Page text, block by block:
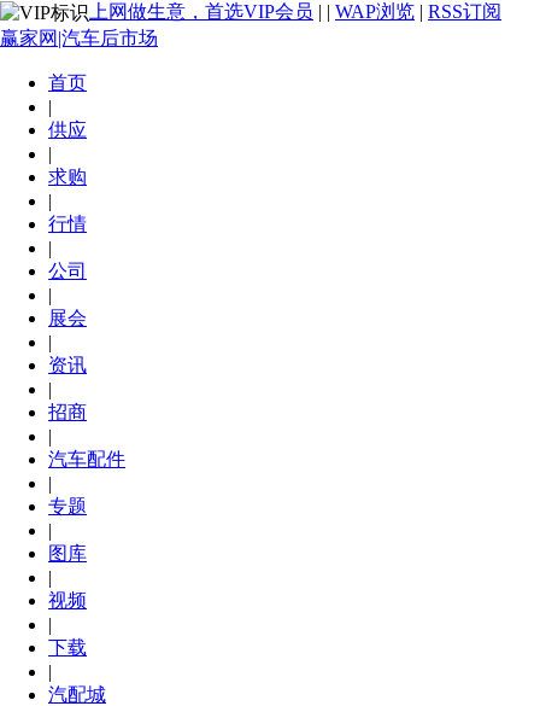
上网做生意，首选VIP会员 | | WAP浏览 | RSS订阅
赢家网|汽车后市场
首页
|
供应
|
求购
|
行情
|
公司
|
展会
|
资讯
|
招商
|
汽车配件
|
专题
|
图库
|
视频
|
下载
|
汽配城